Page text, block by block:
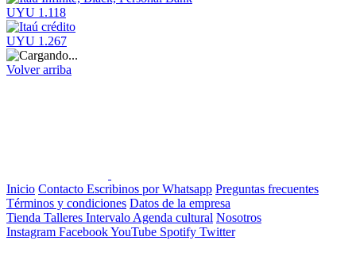
UYU 1.118
UYU 1.267
Volver arriba
Inicio Contacto Escribinos por Whatsapp Preguntas frecuentes
Términos y condiciones Datos de la empresa
Tienda Talleres Intervalo Agenda cultural Nosotros
Instagram FacebookYouTube Spotify Twitter